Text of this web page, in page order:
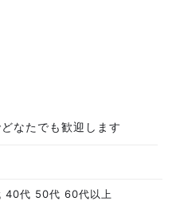
なたでも歓迎します
40代 50代 60代以上